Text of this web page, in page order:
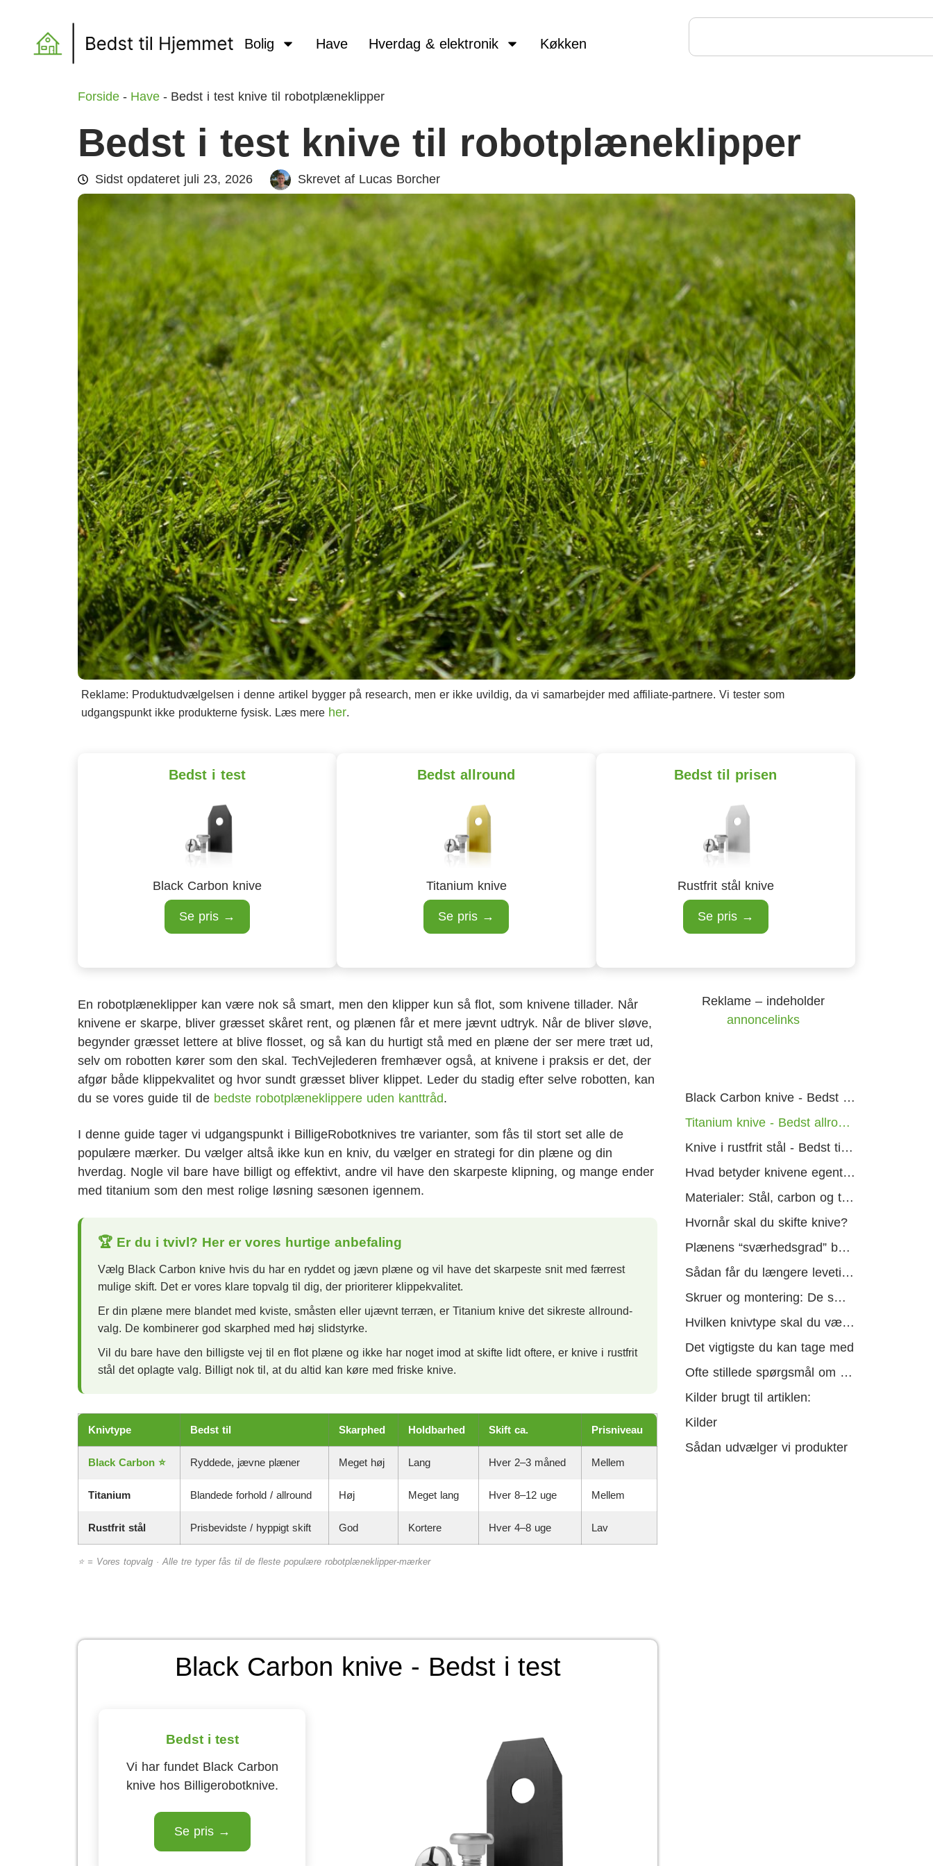
Bolig Have Hverdag & elektronik Køkken
Forside - Have - Bedst i test knive til robotplæneklipper
Bedst i test knive til robotplæneklipper
Sidst opdateret juli 23, 2026 Skrevet af Lucas Borcher
Reklame: Produktudvælgelsen i denne artikel bygger på research, men er ikke uvildig, da vi samarbejder med affiliate-partnere. Vi tester som
udgangspunkt ikke produkterne fysisk. Læs mere her.
Bedst i test
Black Carbon knive
Se pris →
Bedst allround
Titanium knive
Se pris →
Bedst til prisen
Rustfrit stål knive
Se pris →
En robotplæneklipper kan være nok så smart, men den klipper kun så flot, som knivene tillader. Når
knivene er skarpe, bliver græsset skåret rent, og plænen får et mere jævnt udtryk. Når de bliver sløve,
begynder græsset lettere at blive flosset, og så kan du hurtigt stå med en plæne der ser mere træt ud,
selv om robotten kører som den skal. TechVejlederen fremhæver også, at knivene i praksis er det, der
afgør både klippekvalitet og hvor sundt græsset bliver klippet. Leder du stadig efter selve robotten, kan
du se vores guide til de bedste robotplæneklippere uden kanttråd.
I denne guide tager vi udgangspunkt i BilligeRobotknives tre varianter, som fås til stort set alle de
populære mærker. Du vælger altså ikke kun en kniv, du vælger en strategi for din plæne og din
hverdag. Nogle vil bare have billigt og effektivt, andre vil have den skarpeste klipning, og mange ender
med titanium som den mest rolige løsning sæsonen igennem.
🏆 Er du i tvivl? Her er vores hurtige anbefaling
Vælg Black Carbon knive hvis du har en ryddet og jævn plæne og vil have det skarpeste snit med færrest
mulige skift. Det er vores klare topvalg til dig, der prioriterer klippekvalitet.
Er din plæne mere blandet med kviste, småsten eller ujævnt terræn, er Titanium knive det sikreste allround-
valg. De kombinerer god skarphed med høj slidstyrke.
Vil du bare have den billigste vej til en flot plæne og ikke har noget imod at skifte lidt oftere, er knive i rustfrit
stål det oplagte valg. Billigt nok til, at du altid kan køre med friske knive.
Knivtype Bedst til Skarphed Holdbarhed Skift ca. Prisniveau
Black Carbon ⭐ Ryddede, jævne plæner Meget høj Lang Hver 2–3 måned Mellem
Titanium Blandede forhold / allround Høj Meget lang Hver 8–12 uge Mellem
Rustfrit stål Prisbevidste / hyppigt skift God Kortere Hver 4–8 uge Lav
⭐ = Vores topvalg · Alle tre typer fås til de fleste populære robotplæneklipper-mærker
Black Carbon knive - Bedst i test
Bedst i test
Vi har fundet Black Carbon
knive hos Billigerobotknive.
Se pris →
Reklame – indeholder
annoncelinks
Black Carbon knive - Bedst i test
Titanium knive - Bedst allround
Knive i rustfrit stål - Bedst til prisen
Hvad betyder knivene egentlig for din robotplæneklipper?
Materialer: Stål, carbon og titanium, hvad er forskellen i praksis?
Hvornår skal du skifte knive?
Plænens “sværhedsgrad” betyder alt
Sådan får du længere levetid ud af dine knive
Skruer og montering: De små detaljer der kan spare dig for problemer
Hvilken knivtype skal du vælge?
Det vigtigste du kan tage med
Ofte stillede spørgsmål om robotplæneklipper knive
Kilder brugt til artiklen:
Kilder
Sådan udvælger vi produkter